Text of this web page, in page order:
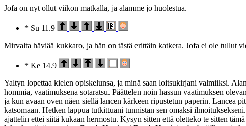
Jofa on nyt ollut viikon matkalla, ja alamme jo huolestua.
* Su 11.9
Mirvalta häviää kukkaro, ja hän on tästä erittäin katkera. Jofa ei ole tullut
* Ke 14.9
Yaltyn lopettaa kielen opiskelunsa, ja minä saan loitsukirjani valmiiksi.
hommia, vaatimuksena sotaratsu. Päättelen noin hassun vaatimuksen
ja kun avaan oven näen siellä lancen kärkeen ripustetun paperin. Lancea
katsomaan. Hetken lappua tutkittuani tunnistan sen omaksi
ajattelin ettei siitä kukaan hermostu. Kysyn sitten että oletteko te sitten